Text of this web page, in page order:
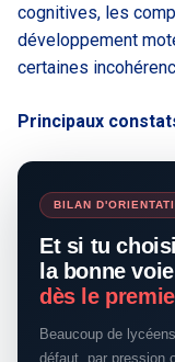
cognitives, les
développement
certaines
Principaux
BILAN
Et si tu
la bonne voie
dès le
Beaucoup de
défaut, par pression